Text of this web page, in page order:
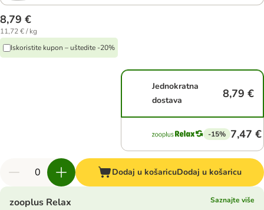
8,79 €
11,72 € / kg
Iskoristite kupon – uštedite -20%
Jednokratna
dostava
8,79 €
-15% 7,47 €
Dodaj u košaricuDodaj u košaricu
zooplus Relax
Saznajte više